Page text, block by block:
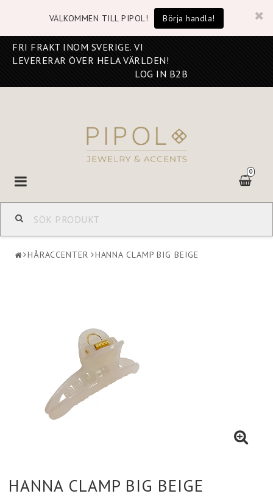
VÄLKOMMEN TILL PIPOL! Börja handla!
FRI FRAKT INOM SVERIGE. VI
LEVERERAR ÖVER HELA VÄRLDEN!
LOG IN B2B
0
Toggle
navigation
HÅRACCENTER HANNA CLAMP BIG BEIGE
HANNA CLAMP BIG BEIGE